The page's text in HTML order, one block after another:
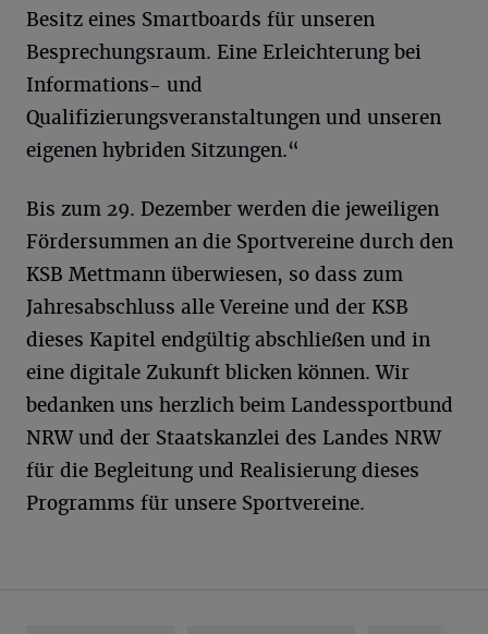
Besitz eines Smartboards für unseren
Besprechungsraum. Eine Erleichterung bei
Informations- und
Qualifizierungsveranstaltungen und unseren
eigenen hybriden Sitzungen.“
Bis zum 29. Dezember werden die jeweiligen
Fördersummen an die Sportvereine durch den
KSB Mettmann überwiesen, so dass zum
Jahresabschluss alle Vereine und der KSB
dieses Kapitel endgültig abschließen und in
eine digitale Zukunft blicken können. Wir
bedanken uns herzlich beim Landessportbund
NRW und der Staatskanzlei des Landes NRW
für die Begleitung und Realisierung dieses
Programms für unsere Sportvereine.